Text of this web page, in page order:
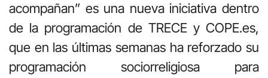
acompañan” es una nueva iniciativa dentro
de la programación de TRECE y COPE.es,
que en las últimas semanas ha reforzado su
programación sociorreligiosa para